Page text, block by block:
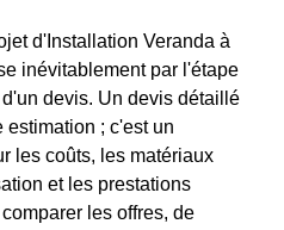
d'Installation Veranda à
inévitablement par l'étape
devis. Un devis détaillé
; c'est un
les coûts, les matériaux
et les prestations
les offres, de